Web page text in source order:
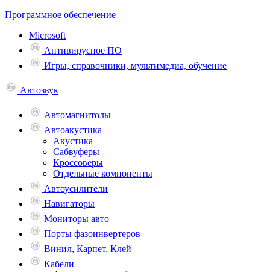
Программное обеспечение
Microsoft
Антивирусное ПО
Игры, справочники, мультимедиа, обучение
Автозвук
Автомагнитолы
Автоакустика
Акустика
Сабвуферы
Кроссоверы
Отдельные компоненты
Автоусилители
Навигаторы
Мониторы авто
Порты фазоинвертеров
Винил, Карпет, Клей
Кабели